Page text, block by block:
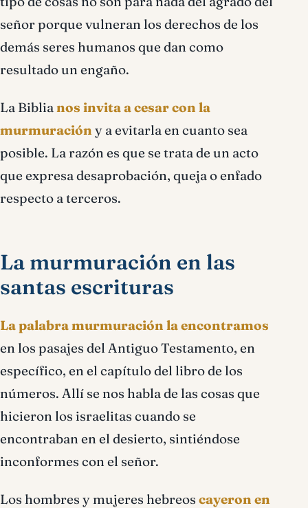
señor porque vulneran los derechos de los
demás seres humanos que dan como
resultado un engaño.
La Biblianos invita a cesar con la
murmuración y a evitarla en cuanto sea
posible. La razón es que se trata de un acto
que expresa desaprobación, queja o enfado
respecto a terceros.
La murmuración en las
santas escrituras
La palabra murmuración la encontramos
en los pasajes del Antiguo Testamento, en
específico, en el capítulo del libro de los
números. Allí se nos habla de las cosas que
hicieron los israelitas cuando se
encontraban en el desierto, sintiéndose
inconformes con el señor.
Los hombres y mujeres hebreos cayeron en